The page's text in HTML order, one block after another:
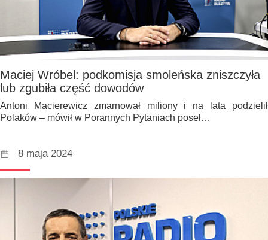
Maciej Wróbel: podkomisja smoleńska zniszczyła
lub zgubiła część dowodów
Antoni Macierewicz zmarnował miliony i na lata podzielił
Polaków – mówił w Porannych Pytaniach poseł…
8 maja 2024